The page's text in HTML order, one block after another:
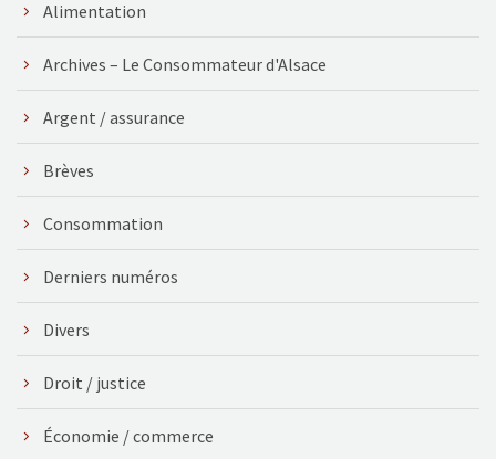
Alimentation
Archives – Le Consommateur d'Alsace
Argent / assurance
Brèves
Consommation
Derniers numéros
Divers
Droit / justice
Économie / commerce